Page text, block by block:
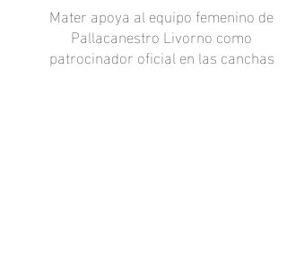
Mater apoya al equipo femenino de
Pallacanestro Livorno como
patrocinador oficial en las canchas